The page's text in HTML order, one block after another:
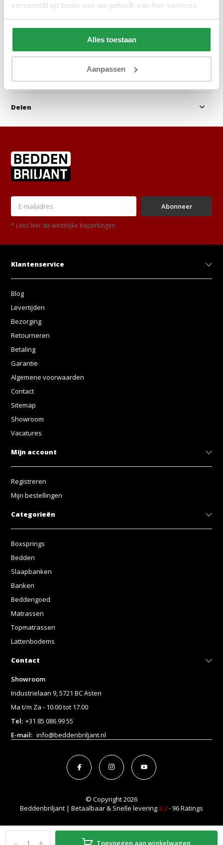
verzameld op basis van uw gebruik van hun services.
Alles toestaan
Aanpassen
Toevoegen aan winkelwagen
999 499 1.799 829
Delen
Abonneer
* Lees hier de wettelijke beperkingen
Klantenservice
Blog
Levertijden
Bezorging
Retourneren
Betaling
Garantie
Algemene voorwaarden
Contact
Sitemap
Showroom
Vacatures
Mijn account
Registreren
Mijn bestellingen
Categorieën
Boxsprings
Bedden
Slaapbanken
Banken
Beddengoed
Matrassen
Topmatrassen
Lattenbodems
Contact
Showroom
Industrielaan 9, 5721 BC Asten
Ma t/m Za - 10.00 tot 17.00
Tel: +31 85 086 99 55
E-mail: info@beddenbriljant.nl
© Copyright 2026
Beddenbriljant | Betaalbaar & Snelle levering 8.2- 96 Ratings